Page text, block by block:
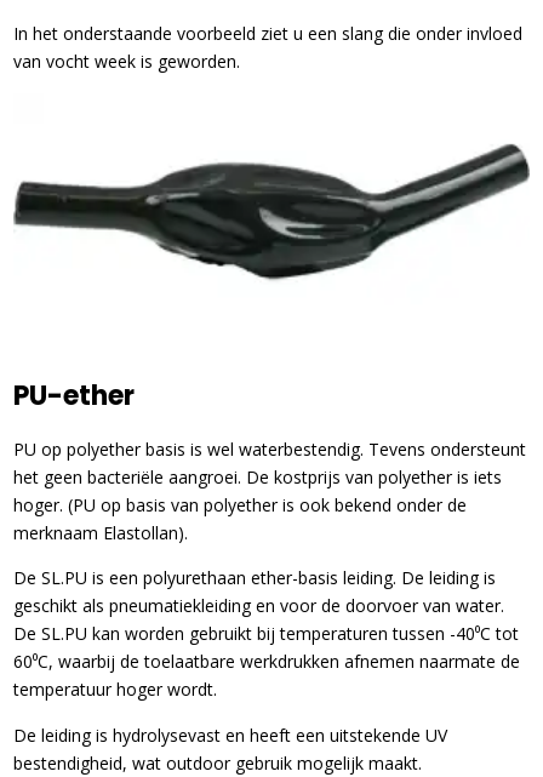
In het onderstaande voorbeeld ziet u een slang die onder invloed
van vocht week is geworden.
PU-ether
PU op polyether basis is wel waterbestendig. Tevens ondersteunt
het geen bacteriële aangroei. De kostprijs van polyether is iets
hoger. (PU op basis van polyether is ook bekend onder de
merknaam Elastollan).
De SL.PU is een polyurethaan ether-basis leiding. De leiding is
geschikt als pneumatiekleiding en voor de doorvoer van water.
De SL.PU kan worden gebruikt bij temperaturen tussen -40⁰C tot
60⁰C, waarbij de toelaatbare werkdrukken afnemen naarmate de
temperatuur hoger wordt.
De leiding is hydrolysevast en heeft een uitstekende UV
bestendigheid, wat outdoor gebruik mogelijk maakt.